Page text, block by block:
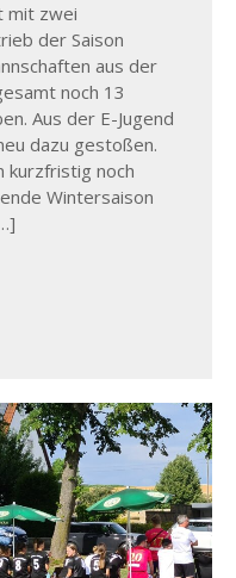
mit zwei
der Saison
aus der
noch 13
Aus der E-Jugend
dazu gestoßen.
kurzfristig noch
Wintersaison